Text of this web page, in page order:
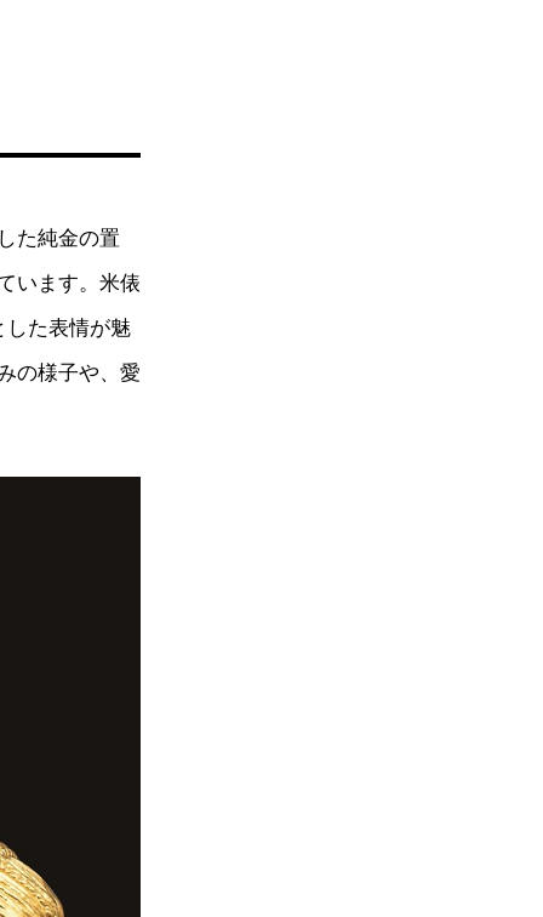
た純金の置
います。米俵
した表情が魅
の様子や、愛